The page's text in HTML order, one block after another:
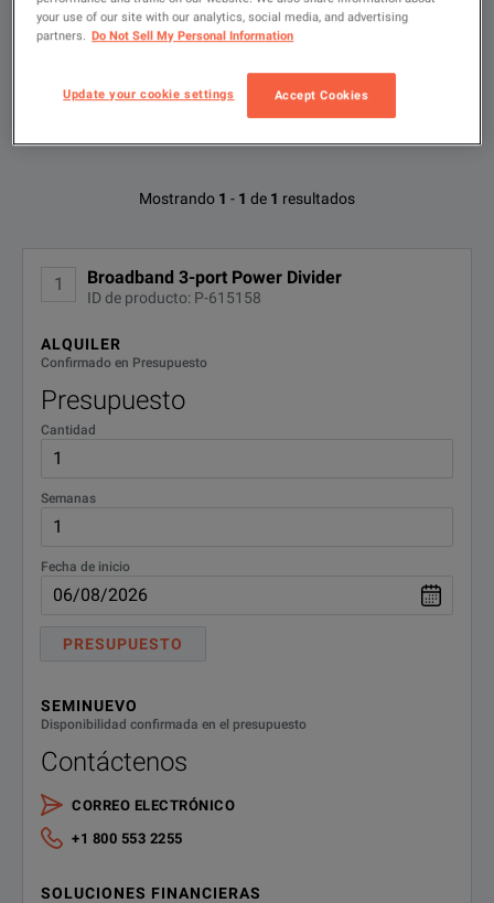
Escribir
para
buscar
FILTRAR POR OPCIONES DISPONIBLES
Opciones disponibles para Anritsu
No se han encontrado configuraciones
Mostrando 1 - 1 de 1 resultados
1 Broadband 3-port Power Divider
ID de producto: P-615158
ALQUILER
Confirmado en Presupuesto
Presupuesto
Cantidad
Semanas
Fecha de inicio
PRESUPUESTO
SEMINUEVO
Disponibilidad confirmada en el presupuesto
Contáctenos
CORREO ELECTRÓNICO
+1 800 553 2255
SOLUCIONES FINANCIERAS
· Excellent amplitude and phase tracking
your use of our site with our analytics, social media, and advertising
partners. Do Not Sell My Personal Information
Update your cookie settings Accept Cookies